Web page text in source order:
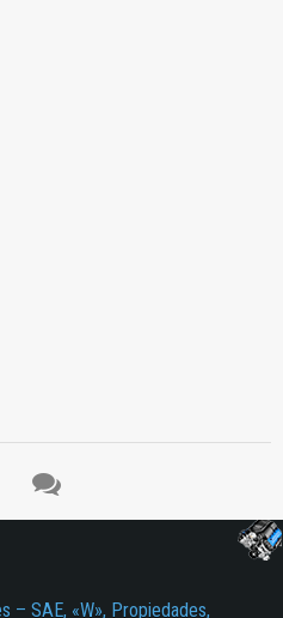
– SAE, «W», Propiedades,